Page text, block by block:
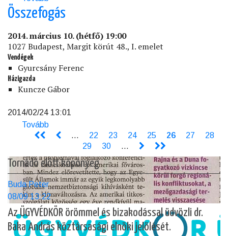
perifériáján)
Összefogás
2014. március 10. (hétfő) 19:00
1027 Budapest, Margit körút 48., I. emelet
Vendégek
Gyurcsány Ferenc
Házigazda
Kuncze Gábor
2014/02/24 13:01
Tovább
Oldalszámozás
<< < … Page
22 Page
23 Page
24 Page
25
Jelenlegi
26 Page
27 Page
28
Page
29 Page
30 … > >>
Tornádó előtt köpönyeg
Buda Peter
08/09 13:22
Az ÜGYVÉDKÖR örömmel és bizakodással üdvözli dr.
Baka András köztársasági elnöki jelölését.